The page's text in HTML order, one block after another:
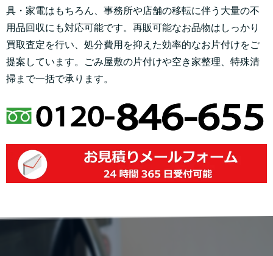
具・家電はもちろん、事務所や店舗の移転に伴う大量の不
用品回収にも対応可能です。再販可能なお品物はしっかり
買取査定を行い、処分費用を抑えた効率的なお片付けをご
提案しています。ごみ屋敷の片付けや空き家整理、特殊清
掃まで一括で承ります。